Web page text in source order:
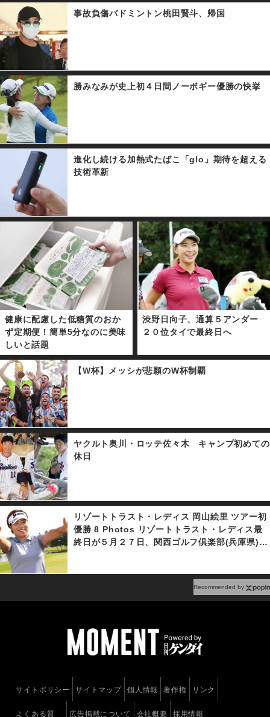
事故負傷バドミントン桃田賢斗、帰国
勝みなみが史上初４日間ノーボギー優勝の快挙
進化し続ける加熱式たばこ「glo」期待を超える
技術革新
健康に配慮した低糖質のおか
ず定期便！簡単5分なのに美味
しいと話題
渋野日向子、通算５アンダー
２０位タイで最終日へ
【W杯】メッシが悲願のW杯制覇
ヤクルト奥川・ロッテ佐々木 キャンプ初めての
休日
リゾートトラスト・レディス 岡山絵里 ツアー初
優勝 8 Photos リゾートトラスト・レディス最
終日が５月２７日、関西ゴルフ倶楽部(兵庫県)で
Recommended by
サイトポリシー サイトマップ 個人情報 著作権 リンク
よくある質 広告掲載について 会社概要 採用情報